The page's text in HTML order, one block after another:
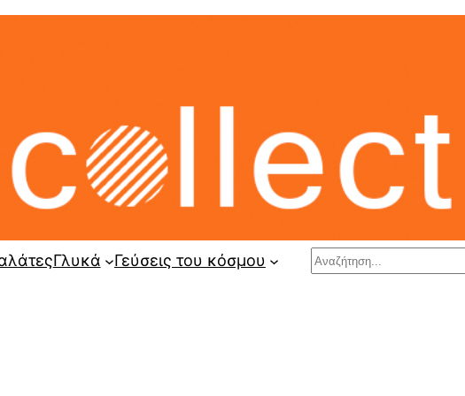
Γλυκά Γεύσεις του κόσμου Search